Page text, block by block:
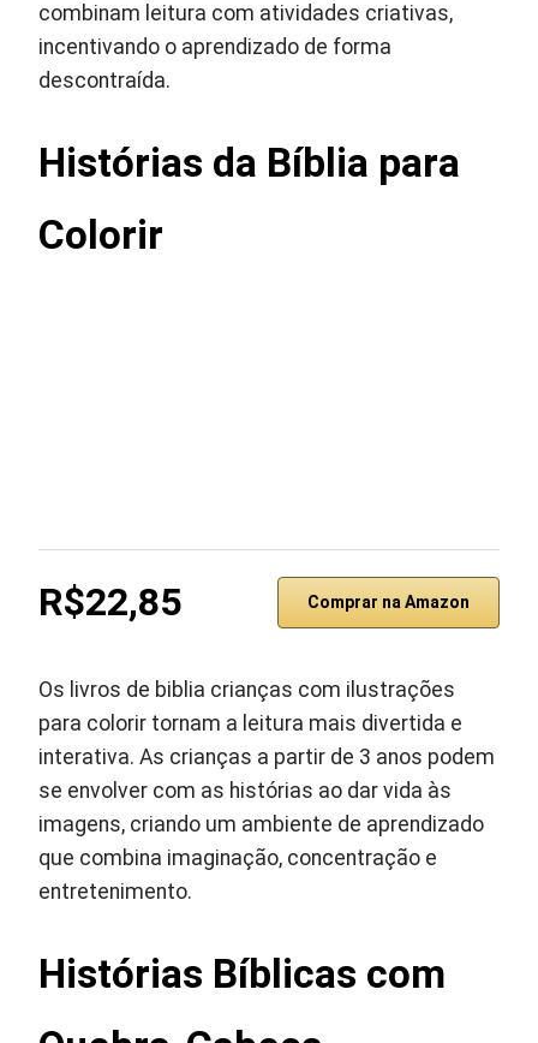
combinam leitura com atividades criativas,
incentivando o aprendizado de forma
descontraída.
Histórias da Bíblia para
Colorir
R$22,85 Comprar na Amazon
Os livros de biblia crianças com ilustrações
para colorir tornam a leitura mais divertida e
interativa. As crianças a partir de 3 anos podem
se envolver com as histórias ao dar vida às
imagens, criando um ambiente de aprendizado
que combina imaginação, concentração e
entretenimento.
Histórias Bíblicas com